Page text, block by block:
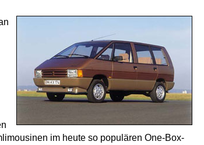
im heute so populären One-Box-